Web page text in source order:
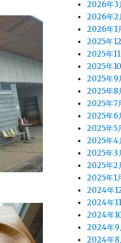
2026年3
2026年2
2026年1
2025年
2025年
2025年
2025年9
2025年8
2025年7
2025年6
2025年5
2025年4
2025年3
2025年2
2025年1
2024年
2024年
2024年
2024年9
2024年8